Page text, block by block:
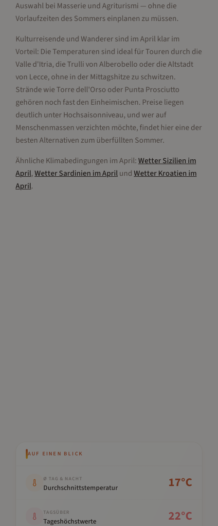
Auswahl bei Masserie und Agriturismi — ohne die
Vorlaufzeiten des Sommers einplanen zu müssen.
Kulturreisende und Wanderer sind im April klar im
Vorteil: Die Temperaturen sind ideal für Touren durch die
Valle d'Itria, die Trulli von Alberobello oder die Altstadt
von Lecce, ohne in der Mittagshitze zu schwitzen.
Strände wie Torre dell'Orso oder Punta Prosciutto
gehören noch fast den Einheimischen. Preise liegen
deutlich unter Hochsaisonniveau, und wer auf
Menschenmassen verzichten möchte, findet hier eine der
besten Alternativen zum überfüllten Sommer.
Ähnliche Klimabedingungen imApril:WetterSizilien im
April,WetterSardinien imAprilundWetterKroatien im
April.
AUF EINEN BLICK
Ø TAG & NACHT
Durchschnittstemperatur 17°C
TAGSÜBER
Tageshöchstwerte 22°C